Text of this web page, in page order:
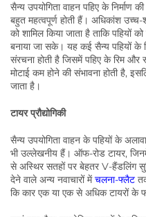
सैन्य उपयोगिता वाहन पहिए के निर्माण
बहुत महत्वपूर्ण होती हैं। अधिकांश
को शामिल किया जाता है ताकि पहियों
बनाया जा सके। यह कई सैन्य पहियों के
संरचना होती है जिसमें पहिए के रिम और
मोटाई कम होने की संभावना होती है,
जाता है।
टायर प्रौद्योगिकी
सैन्य उपयोगिता वाहन के पहियों के
भी उल्लेखनीय हैं। ऑफ-रोड टायर,
से अस्थिर सतहों पर बेहतर V-हैंडलिंग
देने वाले अन्य नवाचारों मेंचलना-फ्लैट
कि कार एक या एक से अधिक टायरों के